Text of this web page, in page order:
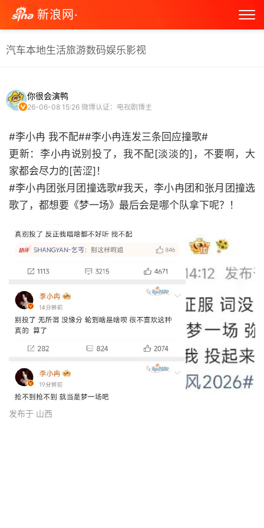
新浪网·
汽车本地生活旅游数码娱乐影视
你很会演鸭
26-06-08 15:26 微博认证：电视剧博主
#李小冉 我不配##李小冉连发三条回应撞歌#
更新：李小冉说别投了，我不配[淡淡的]，不要啊，大
家都会尽力的[苦涩]！
#李小冉团张月团撞选歌#我天，李小冉团和张月团撞选
歌了，都想要《梦一场》最后会是哪个队拿下呢？！ ​
发布于 山西